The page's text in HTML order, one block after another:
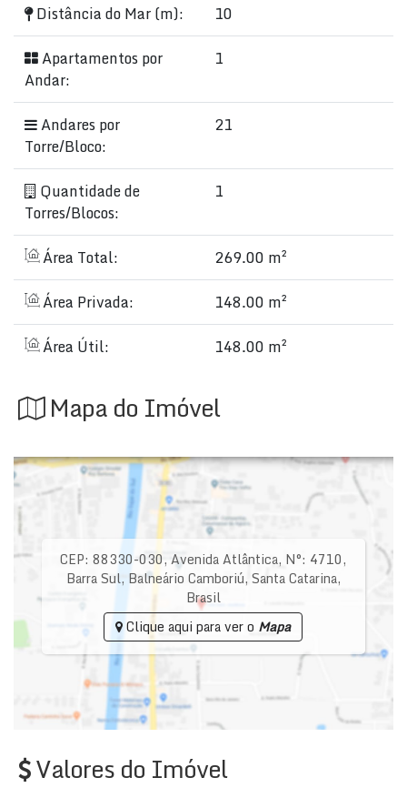
Distância do Mar (m):
10
Apartamentos por
Andar:
1
Andares por
Torre/Bloco:
21
Quantidade de
Torres/Blocos:
1
Área Total:
269.00 m²
Área Privada:
148.00 m²
Área Útil:
148.00 m²
Mapa do Imóvel
CEP: 88330-030,Avenida Atlântica, N°: 4710,
Barra Sul, Balneário Camboriú, Santa Catarina,
Brasil
Clique aqui para ver o Mapa
Valores do Imóvel